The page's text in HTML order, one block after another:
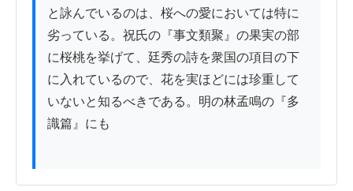
と詠んでいるのは、桜への愛においては特に
劣っている。祝氏の『事文類聚』の果実の部
に桜桃を挙げて、廷秀の詩を衆国の項目の下
に入れているので、花を実ほどには珍重して
いないと知るべきである。明の林孟鳴の『多
識篇』にも